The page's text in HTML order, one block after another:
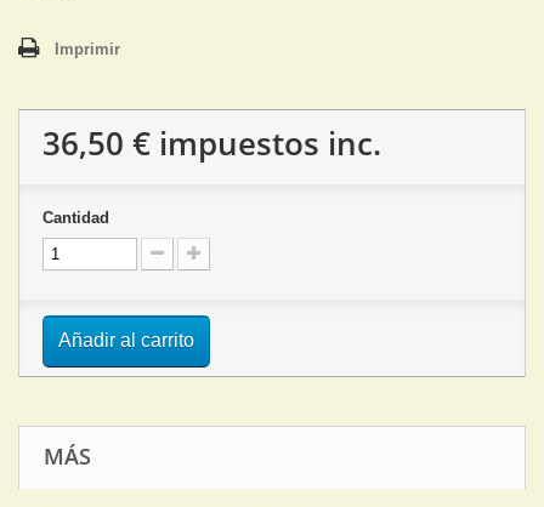
Imprimir
36,50 € impuestos inc.
Cantidad
Añadir al carrito
MÁS